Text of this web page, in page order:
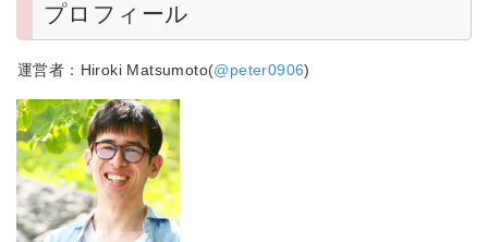
プロフィール
運営者：Hiroki Matsumoto(@peter0906)